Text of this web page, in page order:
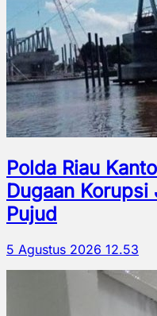
Polda Riau
Dugaan
Pujud
5 Agustus 2026 12.53